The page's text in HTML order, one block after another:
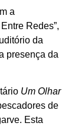
a
Redes”,
da
presença da
Um Olhar
de
Esta